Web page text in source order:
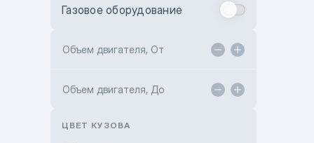
Toyota Kokshetau
Hyundai ShymCity
Газовое оборудование
Объем двигателя, От
Объем двигателя, До
ЦВЕТ КУЗОВА